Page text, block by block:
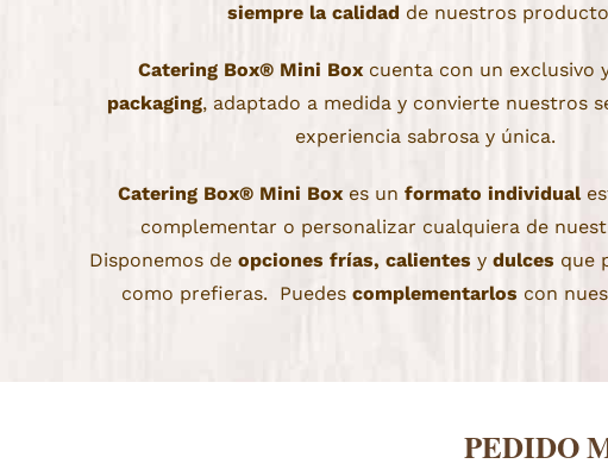
siempre la calidad de nuestros
Catering Box® Mini Box cuenta con un exclusivo
packaging, adaptado a medida y convierte nuestros
experiencia sabrosa y única.
Catering Box® Mini Boxes un formato individual
complementar o personalizar cualquiera de
Disponemos de opciones frías, calientes ydulces que
como prefieras. Puedes complementarlos con
PEDIDO